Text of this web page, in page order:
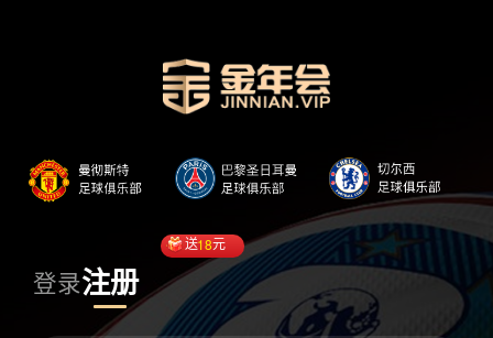
登录注册
送18元